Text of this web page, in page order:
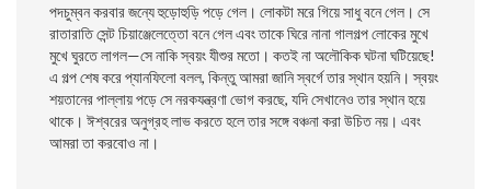
পদচুম্বন করবার জন্যে হুড়ােহুড়ি পড়ে গেল। লােকটা মরে গিয়ে সাধু বনে গেল। সে
রাতারাতি সেন্ট চিয়াঞ্জেলেত্তো বনে গেল এবং তাকে ঘিরে নানা গালগল্প লােকের মুখে
মুখে ঘুরতে লাগল—সে নাকি স্বয়ং যীশুর মতাে। কতই না অলৌকিক ঘটনা ঘটিয়েছে!
এ গল্প শেষ করে প্যানফিলাে বলল, কিন্তু আমরা জানি স্বর্গে তার স্থান হয়নি। স্বয়ং
শয়তানের পাল্লায় পড়ে সে নরকযন্ত্রণা ভােগ করছে, যদি সেখানেও তার স্থান হয়ে
থাকে। ঈশ্বরের অনুগ্রহ লাভ করতে হলে তার সঙ্গে বঞ্চনা করা উচিত নয়। এবং
আমরা তা করবােও না।